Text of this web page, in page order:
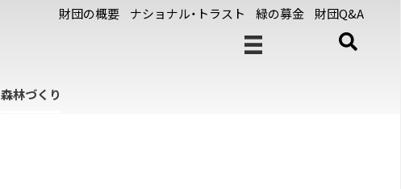
財団の概要 ナショナル・トラスト 緑の募金 財団Q&A
森林づくり